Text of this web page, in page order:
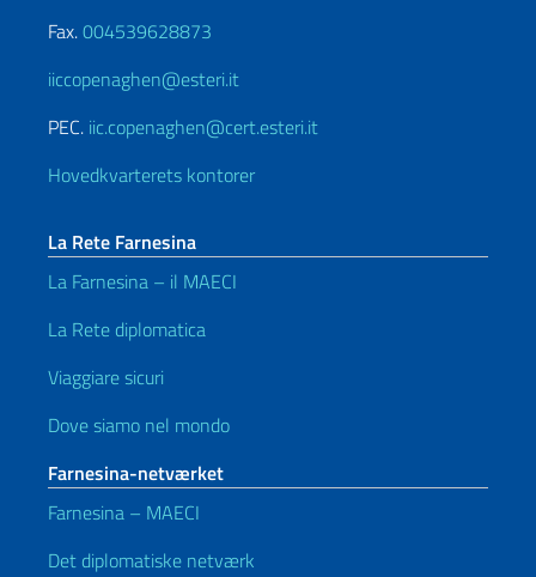
Fax.004539628873
iiccopenaghen@esteri.it
PEC. iic.copenaghen@cert.esteri.it
Hovedkvarterets kontorer
La Rete Farnesina
La Farnesina – il MAECI
La Rete diplomatica
Viaggiare sicuri
Dove siamo nel mondo
Farnesina-netværket
Farnesina – MAECI
Det diplomatiske netværk